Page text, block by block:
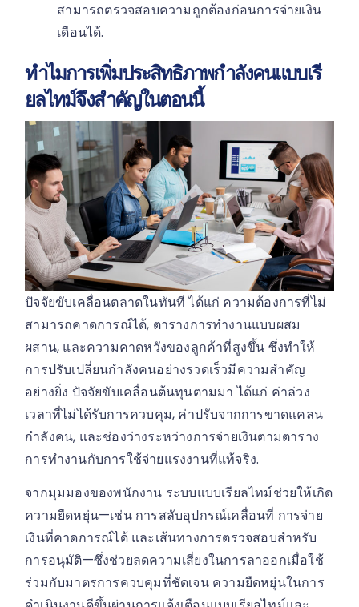
สามารถตรวจสอบความถูกต้องก่อนการจ่ายเงิน
เดือนได้.
ทำไมการเพิ่มประสิทธิภาพกำลังคนแบบเรี
ยลไทม์จึงสำคัญในตอนนี้
ปัจจัยขับเคลื่อนตลาดในทันที ได้แก่ ความต้องการที่ไม่
สามารถคาดการณ์ได้, ตารางการทำงานแบบผสม
ผสาน, และความคาดหวังของลูกค้าที่สูงขึ้น ซึ่งทำให้
การปรับเปลี่ยนกำลังคนอย่างรวดเร็วมีความสำคัญ
อย่างยิ่ง ปัจจัยขับเคลื่อนต้นทุนตามมา ได้แก่ ค่าล่วง
เวลาที่ไม่ได้รับการควบคุม, ค่าปรับจากการขาดแคลน
กำลังคน, และช่องว่างระหว่างการจ่ายเงินตามตาราง
การทำงานกับการใช้จ่ายแรงงานที่แท้จริง.
จากมุมมองของพนักงาน ระบบแบบเรียลไทม์ช่วยให้เกิด
ความยืดหยุ่น—เช่น การสลับอุปกรณ์เคลื่อนที่ การจ่าย
เงินที่คาดการณ์ได้ และเส้นทางการตรวจสอบสำหรับ
การอนุมัติ—ซึ่งช่วยลดความเสี่ยงในการลาออกเมื่อใช้
ร่วมกับมาตรการควบคุมที่ชัดเจน ความยืดหยุ่นในการ